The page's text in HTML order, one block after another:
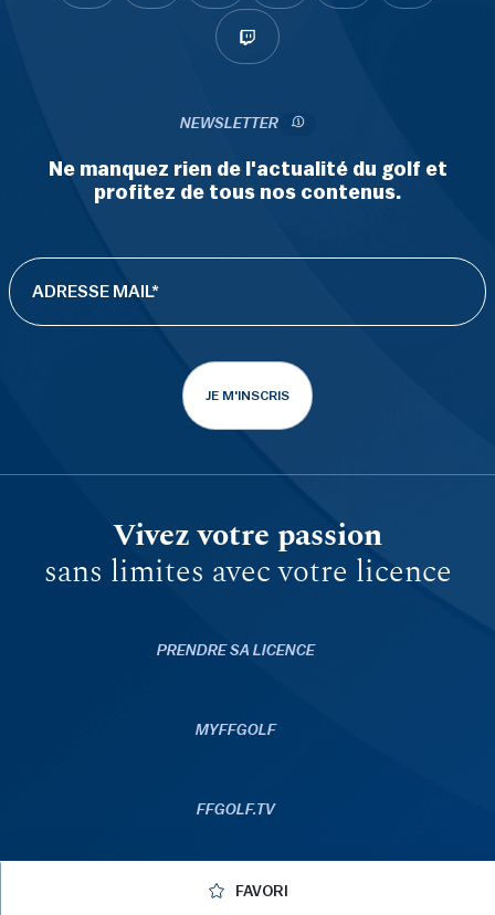
FAVORI
NEWSLETTER
Ne manquez rien de l'actualité du golf et
profitez de tous nos contenus.
JE M'INSCRIS
Vivez votre passion
sans limites avec votre licence
PRENDRE SA LICENCE
MYFFGOLF
FFGOLF.TV
APPLICATIONS